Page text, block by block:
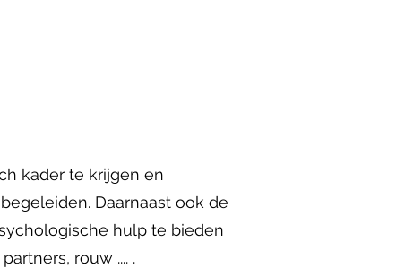
kader te krijgen en
Daarnaast ook de
hulp te bieden
rouw .... .